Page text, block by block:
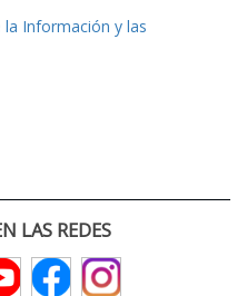
Información y las
LAS REDES